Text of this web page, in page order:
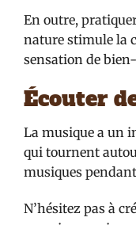
En outre,
nature stimule la
sensation de
Écouter
La musique a un
qui tournent
musiques
N’hésitez pas à